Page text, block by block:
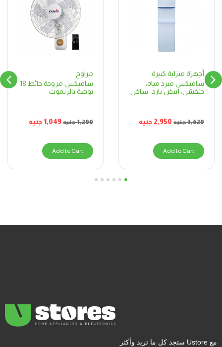
أجهزة منزلية كبيرة
ساميكس مبرد مياه،
حنفيتين، أبيض بارد- ساخن
3,629جنيه 2,950 جنيه
Add to Cart
مراوح
ساميكس مروحة حائط 18
بوصة بالريموت
1,290جنيه 1,049جنيه
Add to Cart
1
2
مع Ustore ستجد كل ما تريد وأكثر